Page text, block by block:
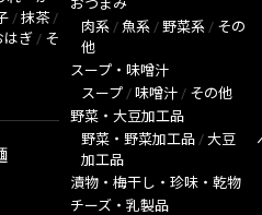
/ 抹茶 /
はぎ / そ
おつまみ
肉系 / 魚系 / 野菜系 / その
他
スープ・味噌汁
スープ / 味噌汁 / その他
野菜・大豆加工品
野菜・野菜加工品 / 大豆
加工品
漬物・梅干し・珍味・乾物
チーズ・乳製品